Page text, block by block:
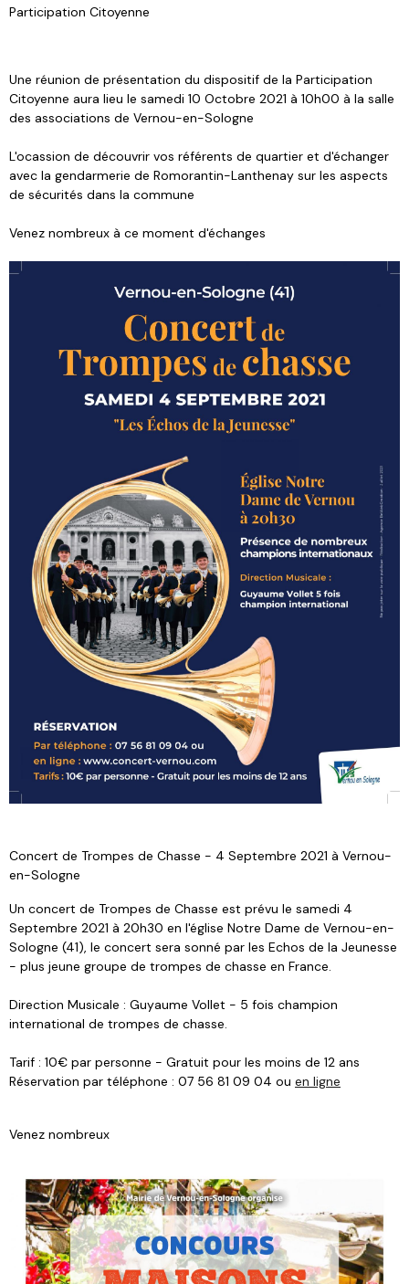
Participation Citoyenne
Une réunion de présentation du dispositif de la Participation
Citoyenne aura lieu le samedi 10 Octobre 2021 à 10h00 à la salle
des associations de Vernou-en-Sologne
L'ocassion de découvrir vos référents de quartier et d'échanger
avec la gendarmerie de Romorantin-Lanthenay sur les aspects
de sécurités dans la commune
Venez nombreux à ce moment d'échanges
Concert de Trompes de Chasse - 4 Septembre 2021 à Vernou-
en-Sologne
Un concert de Trompes de Chasse est prévu le samedi 4
Septembre 2021 à 20h30 en l'église Notre Dame de Vernou-en-
Sologne (41), le concert sera sonné par les Echos de la Jeunesse
- plus jeune groupe de trompes de chasse en France.
Direction Musicale : Guyaume Vollet - 5 fois champion
international de trompes de chasse.
Tarif : 10€ par personne - Gratuit pour les moins de 12 ans
Réservation par téléphone : 07 56 81 09 04 ou en ligne
Venez nombreux